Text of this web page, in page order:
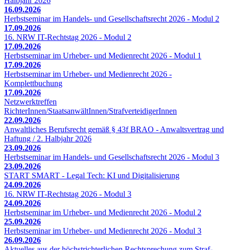
16.09.2026
Herbstseminar im Handels- und Gesellschaftsrecht 2026 - Modul 2
17.09.2026
16. NRW IT-Rechtstag 2026 - Modul 2
17.09.2026
Herbstseminar im Urheber- und Medienrecht 2026 - Modul 1
17.09.2026
Herbstseminar im Urheber- und Medienrecht 2026 -
Komplettbuchung
17.09.2026
Netzwerktreffen
RichterInnen/StaatsanwältInnen/StrafverteidigerInnen
22.09.2026
Anwaltliches Berufsrecht gemäß § 43f BRAO - Anwaltsvertrag und
Haftung / 2. Halbjahr 2026
23.09.2026
Herbstseminar im Handels- und Gesellschaftsrecht 2026 - Modul 3
23.09.2026
START SMART - Legal Tech: KI und Digitalisierung
24.09.2026
16. NRW IT-Rechtstag 2026 - Modul 3
24.09.2026
Herbstseminar im Urheber- und Medienrecht 2026 - Modul 2
25.09.2026
Herbstseminar im Urheber- und Medienrecht 2026 - Modul 3
26.09.2026